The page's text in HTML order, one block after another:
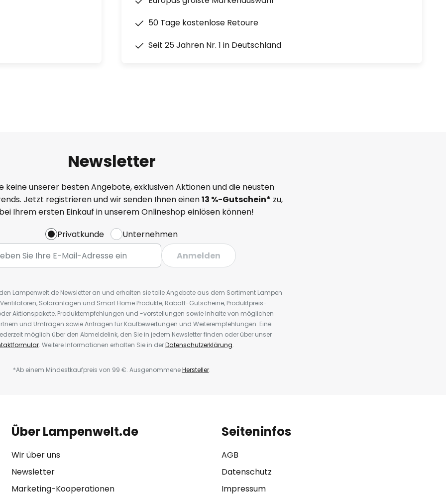
50 Tage kostenlose Retoure
Seit 25 Jahren Nr. 1 in Deutschland
Newsletter
keine unserer besten Angebote, exklusiven Aktionen und die neusten
Jetzt registrieren und wir senden Ihnen einen13 %-Gutschein* zu,
Ihrem ersten Einkauf in unserem Onlineshop einlösen können!
Privatkunde
Unternehmen
Anmelden
Lampenwelt.de Newsletter an und erhalten sie tolle Angebote aus dem Sortiment Lampen
Solaranlagen und Smart Home Produkte, Rabatt-Gutscheine, Produktpreis-
Aktionspakete, Produktempfehlungen und -vorstellungen sowie Inhalte von möglichen
und Umfragen sowie Anfragen für Kaufbewertungen und Weiterempfehlungen. Eine
möglich über den Abmeldelink, den Sie in jedem Newsletter finden oder über unser
. Weitere Informationen erhalten Sie in derDatenschutzerklärung.
*Ab einem Mindestkaufpreis von 99 €. AusgenommeneHersteller.
Über Lampenwelt.de
Wir über uns
Newsletter
Marketing-Kooperationen
Seiteninfos
AGB
Datenschutz
Impressum